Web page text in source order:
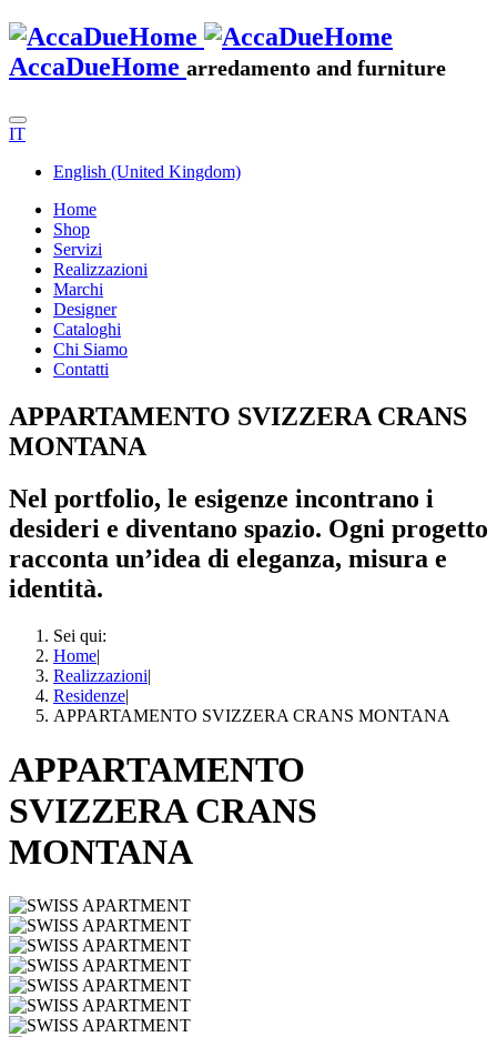
AccaDueHome arredamento and furniture
IT
English (United Kingdom)
Home
Shop
Servizi
Realizzazioni
Marchi
Designer
Cataloghi
Chi Siamo
Contatti
APPARTAMENTO SVIZZERA CRANS
MONTANA
Nel portfolio, le esigenze incontrano i
desideri e diventano spazio. Ogni progetto
racconta un’idea di eleganza, misura e
identità.
Sei qui:
Home|
Realizzazioni|
Residenze|
APPARTAMENTO SVIZZERA CRANS MONTANA
APPARTAMENTO
SVIZZERA CRANS
MONTANA